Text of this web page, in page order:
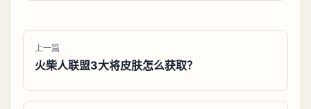
上一篇
火柴人联盟3大将皮肤怎么获取？